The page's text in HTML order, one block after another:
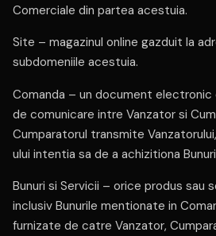
Comerciale din partea acestuia.
Site – magazinul online gazduit la
subdomeniile acestuia.
Comanda – un document
de comunicare intre Vanzator si
Cumparatorul transmite
ului intentia sa de a achizitiona
Bunuri si Servicii – orice produs sau
inclusiv Bunurile mentionate in
furnizate de catre Vanzator,